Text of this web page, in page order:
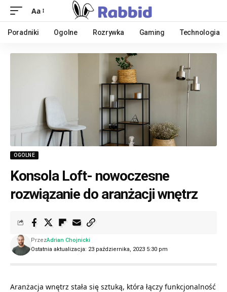
Aa
Poradniki Ogolne Rozrywka Gaming Technologia
OGOLNE
Konsola Loft- nowoczesne
rozwiązanie do aranżacji wnętrz
Ostatnia aktualizacja: 23 października, 2023 5:30 pm
PrzezAdrian Chojnicki
Aranżacja wnętrz stała się sztuką, która łączy funkcjonalność